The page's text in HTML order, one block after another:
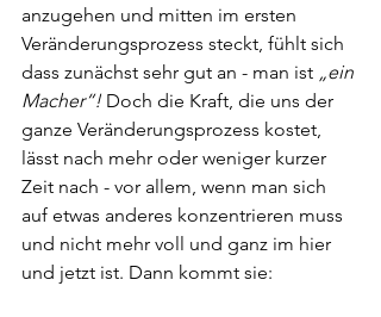
anzugehen und mitten im ersten
Veränderungsprozess steckt, fühlt sich
dass zunächst sehr gut an - man ist „ein
Macher“! Doch die Kraft, die uns der
ganze Veränderungsprozess kostet,
lässt nach mehr oder weniger kurzer
Zeit nach - vor allem, wenn man sich
auf etwas anderes konzentrieren muss
und nicht mehr voll und ganz im hier
und jetzt ist. Dann kommt sie: